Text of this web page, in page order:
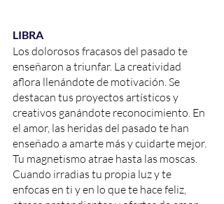
LIBRA
Los dolorosos fracasos del pasado te
enseñaron a triunfar. La creatividad
aflora llenándote de motivación. Se
destacan tus proyectos artísticos y
creativos ganándote reconocimiento. En
el amor, las heridas del pasado te han
enseñado a amarte más y cuidarte mejor.
Tu magnetismo atrae hasta las moscas.
Cuando irradias tu propia luz y te
enfocas en ti y en lo que te hace feliz,